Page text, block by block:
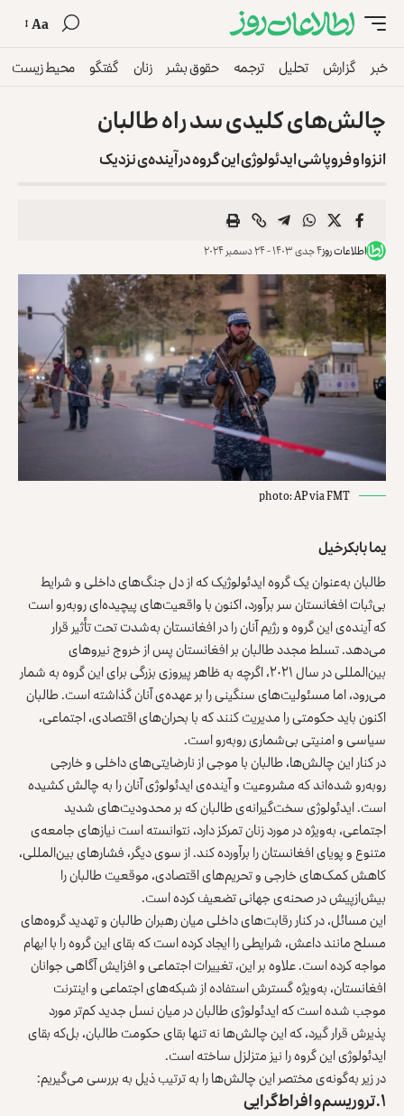
Aa
خبر گزارش تحلیل ترجمه حقوق بشر زنان گفتگو محیط زیست
چالش‌های کلیدی سد راه طالبان
انزوا و فروپاشی ایدئولوژی این گروه در آینده‌ی نزدیک
اطلاعات روز۴ جدی ۱۴۰۳ - ۲۴ دسمبر ۲۰۲۴
photo: AP via FMT
یما بابکرخیل
طالبان به‌عنوان یک گروه ایدئولوژیک که از دل جنگ‌های داخلی و شرایط
بی‌ثبات افغانستان سر برآورد، اکنون با واقعیت‌های پیچیده‌ای روبه‌رو است
که آینده‌ی این گروه و رژیم آنان را در افغانستان به‌شدت تحت تأثیر قرار
می‌دهد. تسلط مجدد طالبان بر افغانستان پس از خروج نیروهای
بین‌المللی در سال ۲۰۲۱، اگرچه به ‌ظاهر پیروزی بزرگی برای این گروه به‌ شمار
می‌رود، اما مسئولیت‌های سنگینی را بر عهده‌ی آنان گذاشته است. طالبان
اکنون باید حکومتی را مدیریت کنند که با بحران‌های اقتصادی، اجتماعی،
سیاسی و امنیتی بی‌شماری روبه‌رو است.
در کنار این چالش‌ها، طالبان با موجی از نارضایتی‌های داخلی و خارجی
روبه‌رو شده‌اند که مشروعیت و آینده‌ی ایدئولوژی آنان را به چالش کشیده
است. ایدئولوژی سخت‌گیرانه‌ی طالبان که بر محدودیت‌های شدید
اجتماعی، به‌ویژه در مورد زنان تمرکز دارد، نتوانسته است نیازهای جامعه‌ی
متنوع و پویای افغانستان را برآورده کند. از سوی دیگر، فشارهای بین‌المللی،
کاهش کمک‌های خارجی و تحریم‌های اقتصادی، موقعیت طالبان را
بیش‌ازپیش در صحنه‌ی جهانی تضعیف کرده است.
این مسائل، در کنار رقابت‌های داخلی میان رهبران طالبان و تهدید گروه‌های
مسلح مانند داعش، شرایطی را ایجاد کرده است که بقای این گروه را با ابهام
مواجه کرده است. علاوه بر این، تغییرات اجتماعی و افزایش آگاهی جوانان
افغانستان، به‌ویژه گسترش استفاده از شبکه‌های اجتماعی و اینترنت
موجب شده است که ایدئولوژی طالبان در میان نسل جدید کم‌تر مورد
پذیرش قرار گیرد، که این چالش‌ها نه ‌تنها بقای حکومت طالبان، بل‌که بقای
ایدئولوژی این گروه را نیز متزلزل ساخته است.
در زیر به‌گونه‌ی مختصر این چالش‌ها را به ترتیب ذیل به بررسی می‌گیریم:
۱. تروریسم و افراط‌گرایی